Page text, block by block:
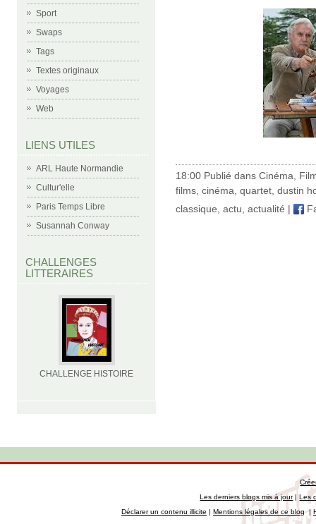
Sport
Swaps
Tags
Textes originaux
Voyages
Web
LIENS UTILES
ARL Haute Normandie
Cultur'elle
Paris Temps Libre
Susannah Conway
CHALLENGES
LITTERAIRES
CHALLENGE HISTOIRE
18:00 Publié dans Cinéma
films cinéma quartet dustin
classique actu actualité |
Les derniers blogs mis à jour|Les
Déclarer un contenu illicite | Mentions légales de ce blog|